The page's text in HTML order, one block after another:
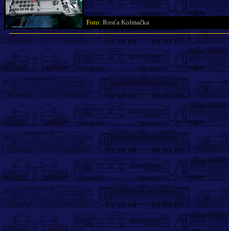
Foto: Rosťa Kolmačka